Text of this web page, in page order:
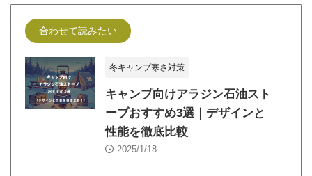
合わせて読みたい
冬キャンプ寒さ対策
キャンプ向けアラジン石油スト
ーブおすすめ3選｜デザインと
性能を徹底比較
2025/1/18